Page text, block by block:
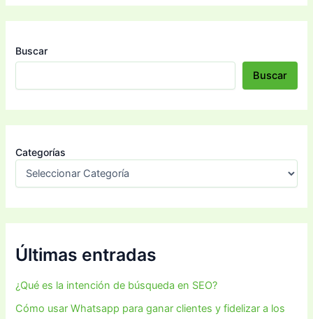
Buscar
Buscar
Categorías
Últimas entradas
¿Qué es la intención de búsqueda en SEO?
Cómo usar Whatsapp para ganar clientes y fidelizar a los